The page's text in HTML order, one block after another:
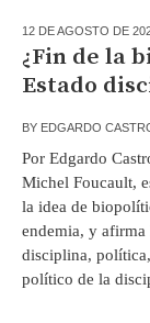
12 DE AGOSTO DE
¿Fin de la
Estado
BY EDGARDO
Por Edgardo
Michel Foucault,
la idea de
endemia, y
disciplina,
político de la